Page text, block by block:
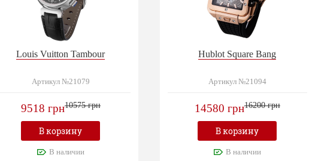
Louis Vuitton Tambour
Артикул №21079
9518 грн10575 грн
В корзину
В наличии
Hublot Square Bang
Артикул №21094
14580 грн16200 грн
В корзину
В наличии